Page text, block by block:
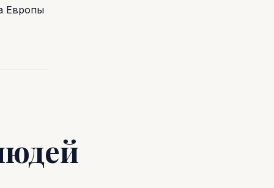
Европы